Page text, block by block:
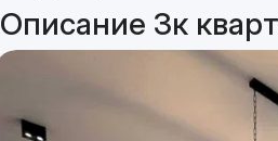
Описание 3к